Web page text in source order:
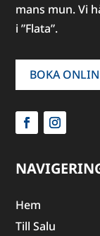
mans mun. Vi
i ”Flata”.
BOKA
Hem
Till Salu